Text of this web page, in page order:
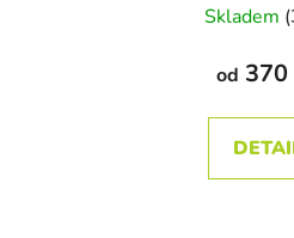
Skladem
od 370